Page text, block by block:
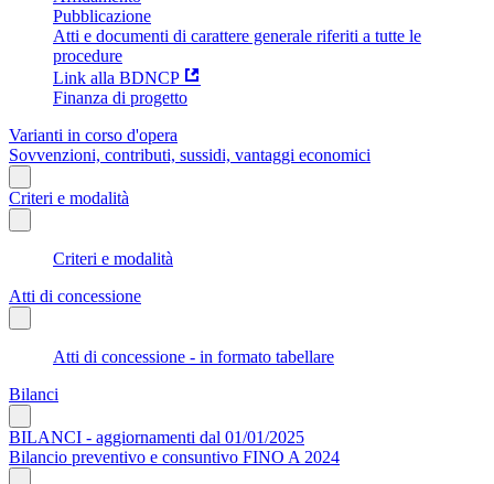
Pubblicazione
Atti e documenti di carattere generale riferiti a tutte le
procedure
Link alla BDNCP
Finanza di progetto
Varianti in corso d'opera
Sovvenzioni, contributi, sussidi, vantaggi economici
Criteri e modalità
Criteri e modalità
Atti di concessione
Atti di concessione - in formato tabellare
Bilanci
BILANCI - aggiornamenti dal 01/01/2025
Bilancio preventivo e consuntivo FINO A 2024